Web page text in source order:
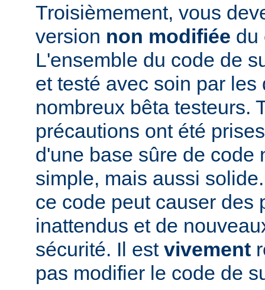
Troisièmement, vous
version non modifiée du
L'ensemble du code de
et testé avec soin par
nombreux bêta testeurs.
précautions ont été
d'une base sûre de code
simple, mais aussi
ce code peut causer des
inattendus et de
sécurité. Il est vivement
pas modifier le code de